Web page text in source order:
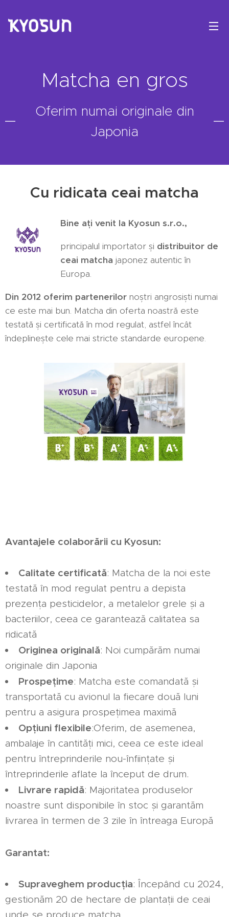
Matcha en gros
Oferim numai originale din
Japonia
Cu ridicata ceai matcha
Bine ați venit la Kyosun s.r.o.,
principalul importator și distribuitor de
ceai matcha japonez autentic în
Europa.
Din 2012 oferim partenerilor noștri angrosiști numai
ce este mai bun. Matcha din oferta noastră este
testată și certificată în mod regulat, astfel încât
îndeplinește cele mai stricte standarde europene.
Avantajele colaborării cu Kyosun:
Calitate certificată: Matcha de la noi este
testată în mod regulat pentru a depista
prezența pesticidelor, a metalelor grele și a
bacteriilor, ceea ce garantează calitatea sa
ridicată
Originea originală: Noi cumpărăm numai
originale din Japonia
Prospețime: Matcha este comandată și
transportată cu avionul la fiecare două luni
pentru a asigura prospețimea maximă
Opțiuni flexibile:Oferim, de asemenea,
ambalaje în cantități mici, ceea ce este ideal
pentru întreprinderile nou-înființate și
întreprinderile aflate la început de drum.
Livrare rapidă: Majoritatea produselor
noastre sunt disponibile în stoc și garantăm
livrarea în termen de 3 zile în întreaga Europă
Garantat:
Supraveghem producția: Începând cu 2024,
gestionăm 20 de hectare de plantații de ceai
unde se produce matcha